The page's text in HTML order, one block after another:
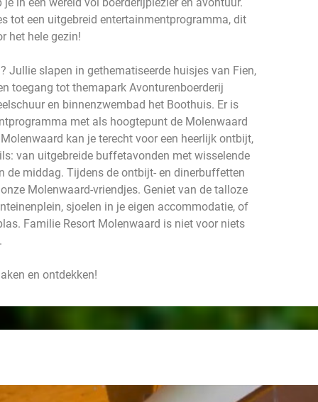
tot een uitgebreid entertainmentprogramma, dit
het hele gezin!
Jullie slapen in gethematiseerde huisjes van Fien,
toegang tot themapark Avonturenboerderij
en binnenzwembad het Boothuis. Er is
met als hoogtepunt de Molenwaard
kan je terecht voor een heerlijk ontbijt,
van uitgebreide buffetavonden met wisselende
de middag. Tijdens de ontbijt- en dinerbuffetten
Molenwaard-vriendjes. Geniet van de talloze
sjoelen in je eigen accommodatie, of
Familie Resort Molenwaard is niet voor niets
en ontdekken!